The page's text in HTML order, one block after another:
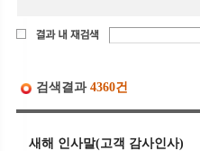
검색결과 4360건
새해 인사말(고객 감사인사)